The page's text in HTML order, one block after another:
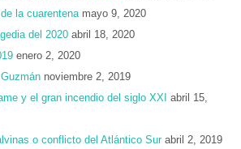
la cuarentena mayo 9, 2020
del 2020 abril 18, 2020
enero 2, 2020
noviembre 2, 2019
y el gran incendio del siglo XXI
abril 15,
o conflicto del Atlántico Sur abril 2, 2019